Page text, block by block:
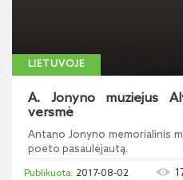
LIETUVOJE
A. Jonyno muziejus
versmė
Antano Jonyno memorialinis
poeto pasaulėjautą.
2017-08-02